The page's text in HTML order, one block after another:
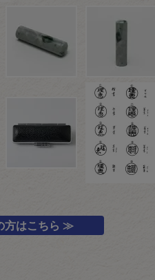
方はこちら ≫